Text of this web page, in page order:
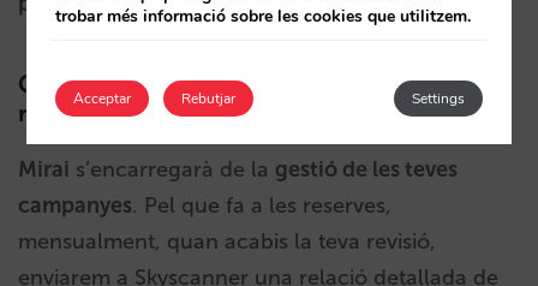
Gestió de campanyes, reconciliació de
reserves i facturació
Mirai s’encarregarà de la gestió de les teves
campanyes. Pel que fa a les reserves,
mensualment, quan acabis la teva revisió,
enviarem a Skyscanner una relació detallada de
trobar més informació sobre les cookies que utilitzem.
Acceptar Settings
Rebutjar